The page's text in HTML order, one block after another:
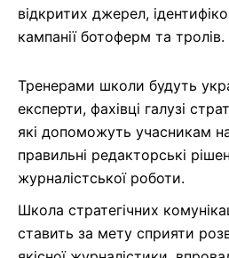
відкритих джерел,
кампанії ботоферм та тролів.
Тренерами школи будуть
експерти, фахівці галузі
які допоможуть учасникам
правильні редакторські
журналістської роботи.
Школа стратегічних
ставить за мету сприяти